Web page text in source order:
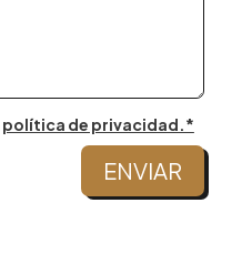
política de privacidad.*
ENVIAR